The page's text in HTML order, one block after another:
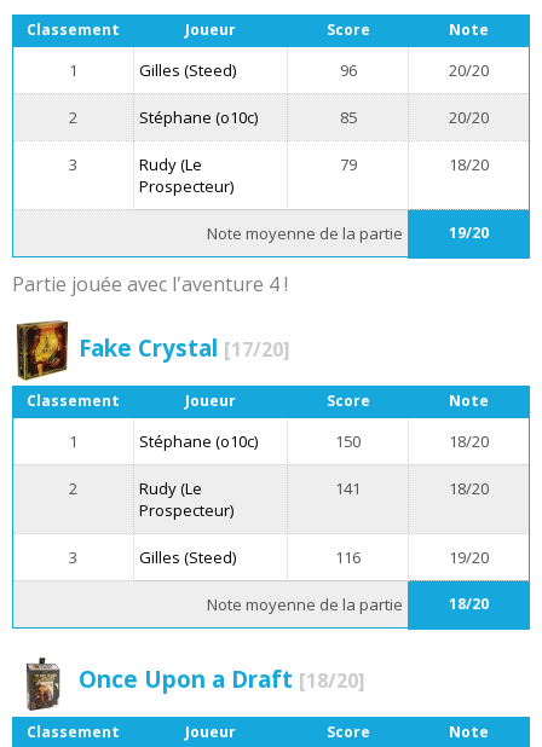
Classement Joueur Score Note
1 Gilles (Steed) 96 20/20
2 Stéphane (o10c) 85 20/20
3
Rudy (Le
Prospecteur)
79 18/20
Note moyenne de la partie 19/20
Partie jouée avec l'aventure 4 !
Fake Crystal [17/20]
Classement Joueur Score Note
1 Stéphane (o10c) 150 18/20
2
Rudy (Le
Prospecteur)
141 18/20
3 Gilles (Steed) 116 19/20
Note moyenne de la partie 18/20
Once Upon a Draft [18/20]
Classement Joueur Score Note